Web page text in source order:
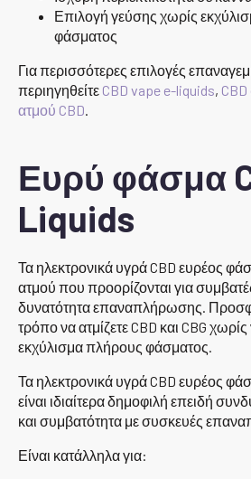
Επιλογή γεύσης χωρίς
φάσματος
Για περισσότερες επιλογές
περιηγηθείτε CBD vape e-liquids,
ατμού CBD.
Ευρύ φάσμα
Liquids
Τα ηλεκτρονικά υγρά CBD ευρέος
ατμού που προορίζονται για
δυνατότητα επαναπλήρωσης.
τρόπο να ατμίζετε CBD και CBG
εκχύλισμα πλήρους φάσματος.
Τα ηλεκτρονικά υγρά CBD ευρέος
είναι ιδιαίτερα δημοφιλή επειδή
και συμβατότητα με συσκευές
Είναι κατάλληλα για: